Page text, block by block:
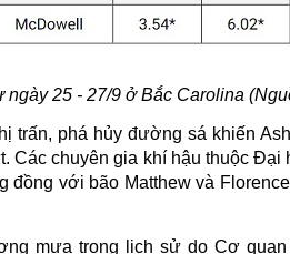
ngày 25 - 27/9 ởBắc Carolina
trấn, phá hủy đường sá khiến
Các chuyên gia khí hậu thuộc
đồng với bão Matthew và
mưa trong lịch sử do Cơ